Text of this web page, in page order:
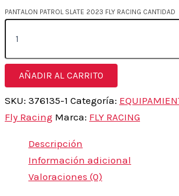
PANTALON PATROL SLATE 2023 FLY RACING CANTIDAD
AÑADIR AL CARRITO
SKU: 376135-1 Categoría:
Fly Racing Marca: FLY RACING
Descripción
Información adicional
Valoraciones (0)